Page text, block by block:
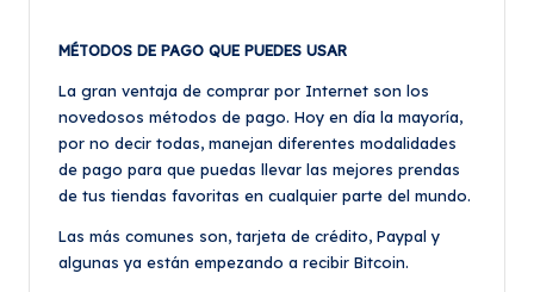
MÉTODOS DE PAGO QUE PUEDES USAR
La gran ventaja de comprar por Internet son los
novedosos métodos de pago. Hoy en día la mayoría,
por no decir todas, manejan diferentes modalidades
de pago para que puedas llevar las mejores prendas
de tus tiendas favoritas en cualquier parte del mundo.
Las más comunes son, tarjeta de crédito, Paypal y
algunas ya están empezando a recibir Bitcoin.